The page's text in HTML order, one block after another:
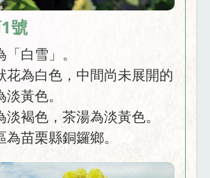
號
白雪」。
花為白色，中間尚未展開的
黃色。
淡褐色，茶湯為淡黃色。
為苗栗縣銅鑼鄉。